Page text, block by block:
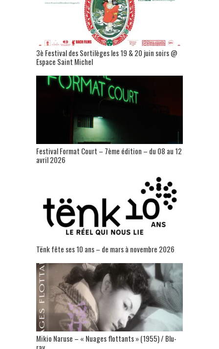
3è Festival des Sortilèges les 19 & 20 juin soirs @
Espace Saint Michel
Festival Format Court – 7ème édition – du 08 au 12
avril 2026
Tënk fête ses 10 ans – de mars à novembre 2026
Mikio Naruse – « Nuages flottants » (1955) / Blu-